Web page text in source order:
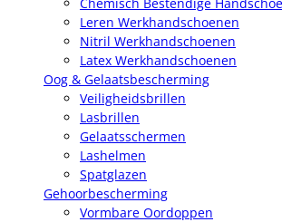
Leren Werkhandschoenen
Nitril Werkhandschoenen
Latex Werkhandschoenen
Oog & Gelaatsbescherming
Veiligheidsbrillen
Lasbrillen
Gelaatsschermen
Lashelmen
Spatglazen
Gehoorbescherming
Vormbare Oordoppen